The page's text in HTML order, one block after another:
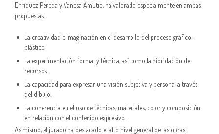
Enríquez Pereda y Vanesa Amutio, ha valorado especialmente en ambas
propuestas:
La creatividad e imaginación en el desarrollo del proceso gráfico-
plástico.
La experimentación formal y técnica, así como la hibridación de
recursos.
La capacidad para expresar una visión subjetiva y personal a través
del dibujo.
La coherencia en el uso de técnicas, materiales, color y composición
en relación con el contenido expresivo.
Asimismo, el jurado ha destacado el alto nivel general de las obras